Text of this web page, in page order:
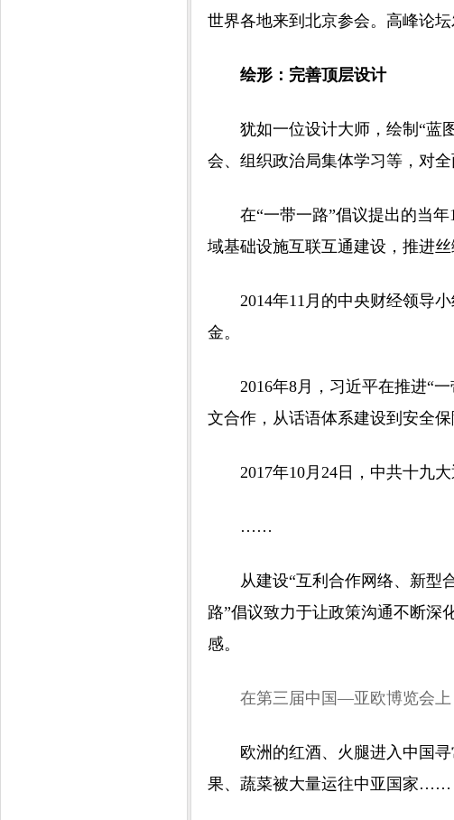
世界各地来到北京参会。高峰论
绘形：完善顶层设计
犹如一位设计大师，绘制“蓝图
会、组织政治局集体学习等，对
在“一带一路”倡议提出的当年
域基础设施互联互通建设，推进
2014年11月的中央财经领导小
金。
2016年8月，习近平在推进“一
文合作，从话语体系建设到安全保
2017年10月24日，中共十九大
……
从建设“互利合作网络、新型合
路”倡议致力于让政策沟通不断深
感。
在第三届中国—亚欧博览会上，
欧洲的红酒、火腿进入中国寻
果、蔬菜被大量运往中亚国家……